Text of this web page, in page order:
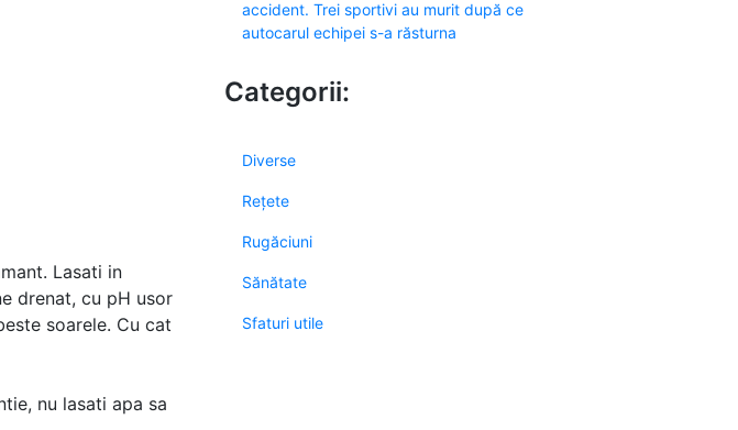
Lasati in
drenat, cu pH usor
soarele. Cu cat
nu lasati apa sa
accident. Trei sportivi au murit după ce
autocarul echipei s-a răsturna
Categorii:
Diverse
Rețete
Rugăciuni
Sănătate
Sfaturi utile